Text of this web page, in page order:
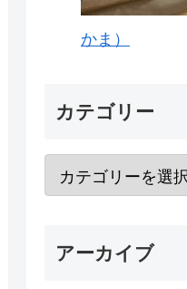
かま）
カテゴリー
アーカイブ